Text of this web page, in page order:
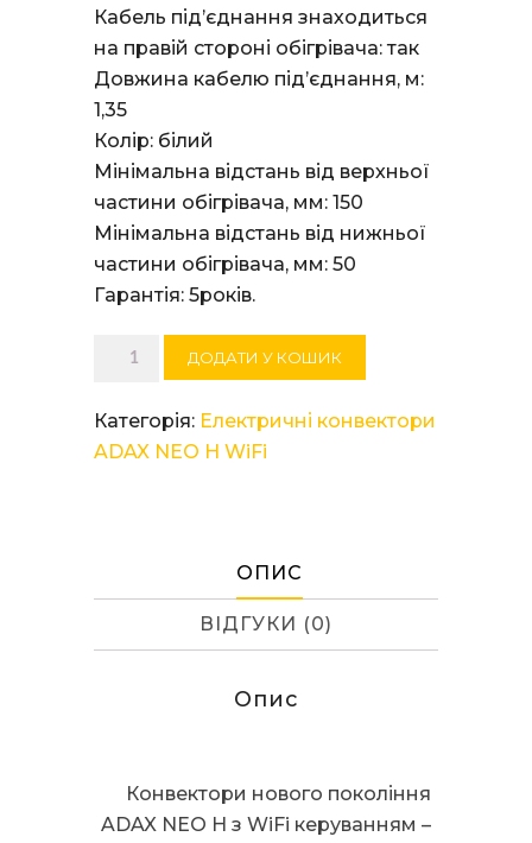
Кабель під’єднання знаходиться
на правій стороні обігрівача: так
Довжина кабелю під’єднання, м:
1,35
Колір: білий
Мінімальна відстань від верхньої
частини обігрівача, мм: 150
Мінімальна відстань від нижньої
частини обігрівача, мм: 50
Гарантія: 5років.
Електричний
конвектор
ADAX
NEO
ДОДАТИ У КОШИК
Категорія: Електричні конвектори
ADAX NEO H WiFi
ОПИС
ВІДГУКИ (0)
Опис
Конвектори нового покоління
ADAX NEO H з WiFi керуванням –